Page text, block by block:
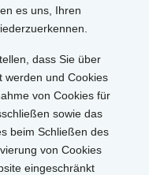
es uns, Ihren
dass Sie über
werden und Cookies
von Cookies für
sowie das
beim Schließen des
von Cookies
eingeschränkt